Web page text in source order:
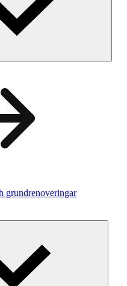
grundrenoveringar